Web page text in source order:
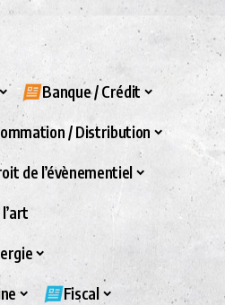
Banque / Crédit
/ Distribution
de l’évènementiel
Fiscal